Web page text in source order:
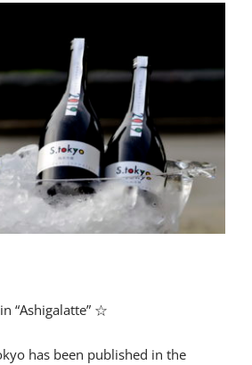
“Ashigalatte” ☆
has been published in the